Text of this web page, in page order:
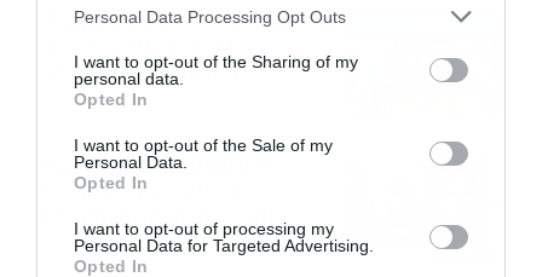
Please note that this website/app uses one or more Google
not limited to your visit or usage behaviour. You may click to
grant or deny consent to Google and its third-party tags to
use your data for below specified purposes in below Google
consent section.
Personal Data Processing Opt Outs
I want to opt-out of the Sharing of my
personal data.
Opted In
I want to opt-out of the Sale of my
Personal Data.
Opted In
I want to opt-out of processing my
Personal Data for Targeted Advertising.
Opted In
Πρεμιέρα στην Ολλανδία, την
Γερμανίας με πολλές
στοιχηματικές επιλογές από
07/08/2026
Καιρός 6-8: Ανεβαίνει η
θερμοκρασία, 40άρια το
Σαββατοκύριακο… (vid)
06/08/2026 22:00